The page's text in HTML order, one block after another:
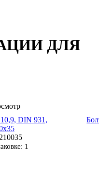
ДЛЯ
DIN 931,
1